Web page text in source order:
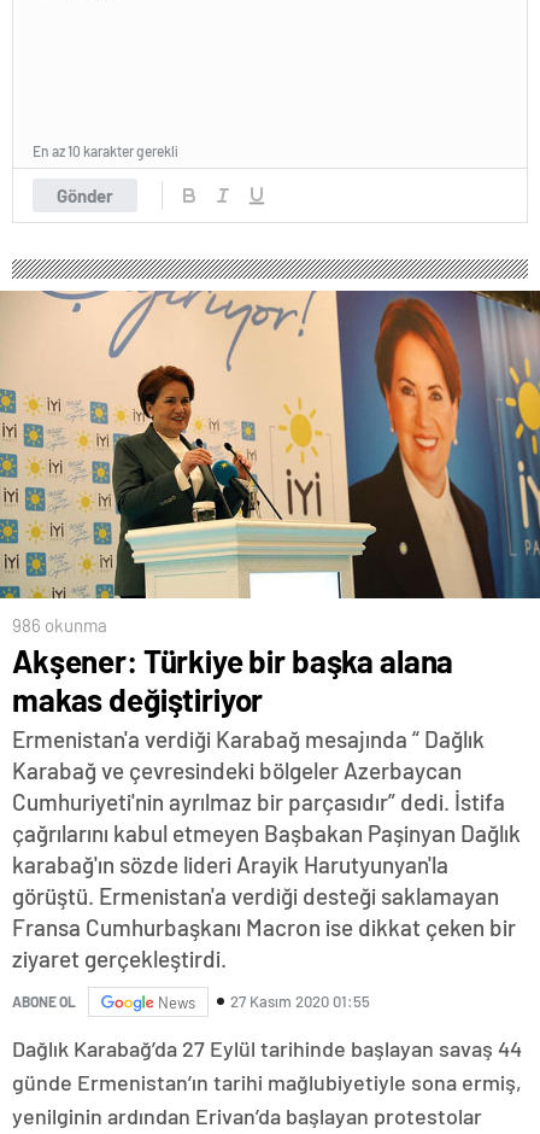
Gönder
En az 10 karakter gerekli
986 okunma
Akşener: Türkiye bir başka alana
makas değiştiriyor
Ermenistan'a verdiği Karabağ mesajında “ Dağlık
Karabağ ve çevresindeki bölgeler Azerbaycan
Cumhuriyeti'nin ayrılmaz bir parçasıdır” dedi. İstifa
çağrılarını kabul etmeyen Başbakan Paşinyan Dağlık
karabağ'ın sözde lideri Arayik Harutyunyan'la
görüştü. Ermenistan'a verdiği desteği saklamayan
Fransa Cumhurbaşkanı Macron ise dikkat çeken bir
ziyaret gerçekleştirdi.
ABONE OL News 27 Kasım 2020 01:55
Dağlık Karabağ’da 27 Eylül tarihinde başlayan savaş 44
günde Ermenistan’ın tarihi mağlubiyetiyle sona ermiş,
yenilginin ardından Erivan’da başlayan protestolar